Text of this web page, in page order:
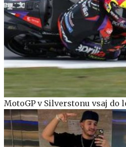
MotoGP v Silverstonu vsaj do